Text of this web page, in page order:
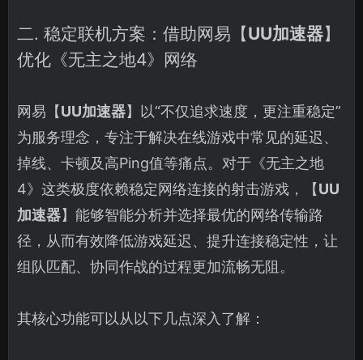
二. 稳定联机方案：借助网易【UU加速器】
优化《无主之地4》网络
网易【UU加速器】以“不仅追求速度，更注重稳定”
为服务理念，专注于解决在线游戏中常见的延迟、
掉线、卡顿及高Ping值等痛点。对于《无主之地
4》这类极度依赖稳定网络连接的射击游戏，【UU
加速器】能够智能分析并选择最优的网络传输路
径，从而有效降低游戏延迟、提升连接稳定性，让
组队匹配、协同作战的过程更加流畅无阻。
其核心功能可以从以下几点深入了解：